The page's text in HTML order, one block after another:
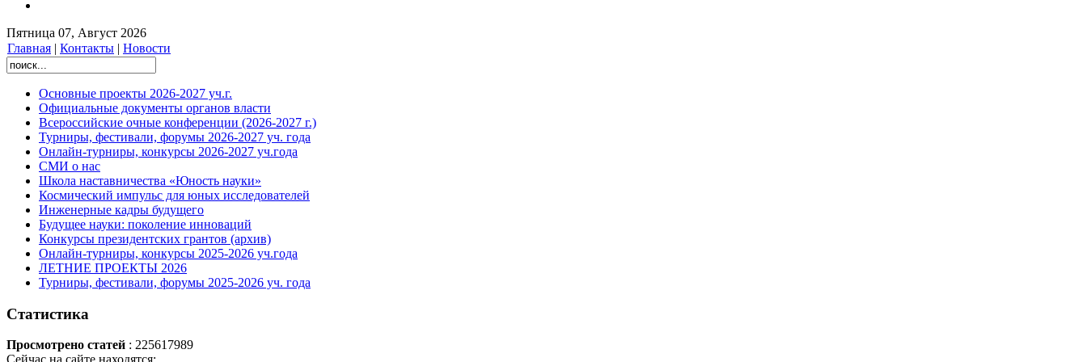
Пятница 07, Август 2026
Главная | Контакты | Новости
Основные проекты 2026-2027 уч.г.
Официальные документы органов власти
Всероссийские очные конференции (2026-2027 г.)
Турниры, фестивали, форумы 2026-2027 уч. года
Онлайн-турниры, конкурсы 2026-2027 уч.года
СМИ о нас
Школа наставничества «Юность науки»
Космический импульс для юных исследователей
Инженерные кадры будущего
Будущее науки: поколение инноваций
Конкурсы президентских грантов (архив)
Онлайн-турниры, конкурсы 2025-2026 уч.года
ЛЕТНИЕ ПРОЕКТЫ 2026
Турниры, фестивали, форумы 2025-2026 уч. года
Статистика
Просмотрено статей : 225617989